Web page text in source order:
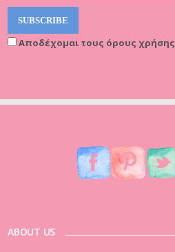
Αποδέχομαι τους όρους χρήσης
ABOUT US